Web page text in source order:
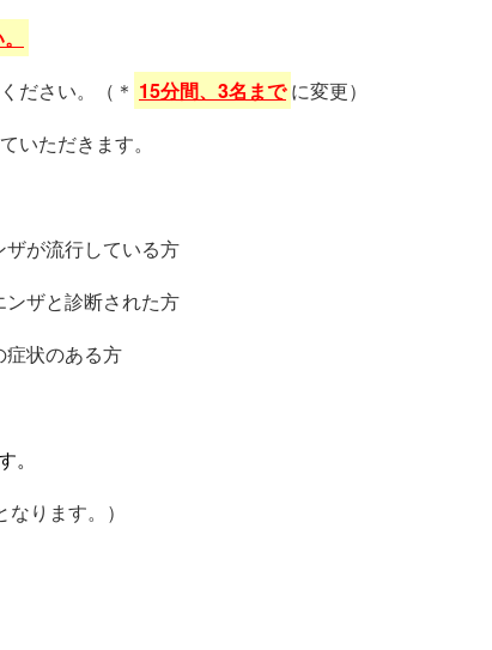
ださい。（＊ 15分間、3名まで に変更）
いただきます。
ザが流行している方
ンザと診断された方
症状のある方
。
なります。）